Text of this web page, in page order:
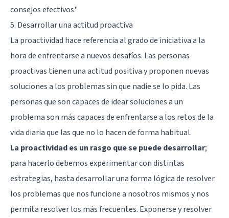
consejos efectivos"
5. Desarrollar una actitud proactiva
La proactividad hace referencia al grado de iniciativa a la
hora de enfrentarse a nuevos desafíos. Las personas
proactivas tienen una actitud positiva y proponen nuevas
soluciones a los problemas sin que nadie se lo pida. Las
personas que son capaces de idear soluciones a un
problema son más capaces de enfrentarse a los retos de la
vida diaria que las que no lo hacen de forma habitual.
La proactividad es un rasgo que se puede desarrollar;
para hacerlo debemos experimentar con distintas
estrategias, hasta desarrollar una forma lógica de resolver
los problemas que nos funcione a nosotros mismos y nos
permita resolver los más frecuentes. Exponerse y resolver